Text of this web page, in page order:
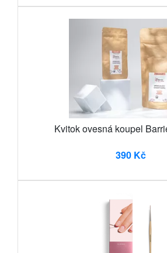
Kvitok ovesná koupel
390 Kč